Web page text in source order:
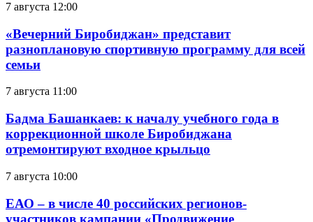
7 августа 12:00
«Вечерний Биробиджан» представит
разноплановую спортивную программу для всей
семьи
7 августа 11:00
Бадма Башанкаев: к началу учебного года в
коррекционной школе Биробиджана
отремонтируют входное крыльцо
7 августа 10:00
ЕАО – в числе 40 российских регионов-
участников кампании «Продвижение